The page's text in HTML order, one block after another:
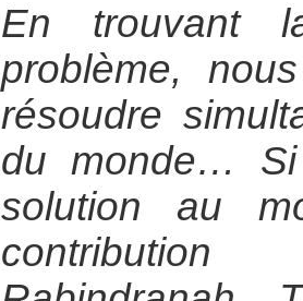
En trouvant
problème,
résoudre
du monde… Si
solution au
contribution